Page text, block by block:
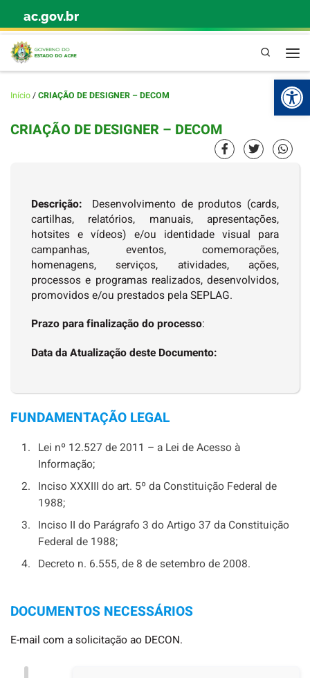
Skip to content
ac.gov.br
Pesquisa
Início/CRIAÇÃO DE DESIGNER – DECOM
CRIAÇÃO DE DESIGNER – DECOM
Descrição: Desenvolvimento de produtos (cards,
cartilhas, relatórios, manuais, apresentações,
hotsites e vídeos) e/ou identidade visual para
campanhas, eventos, comemorações,
homenagens, serviços, atividades, ações,
processos e programas realizados, desenvolvidos,
promovidos e/ou prestados pela SEPLAG.
Prazo para finalização do processo:
Data da Atualização deste Documento:
FUNDAMENTAÇÃO LEGAL
Lei nº 12.527 de 2011 – a Lei de Acesso à
Informação;
Inciso XXXIII do art. 5º da Constituição Federal de
1988;
Inciso II do Parágrafo 3 do Artigo 37 da Constituição
Federal de 1988;
Decreto n. 6.555, de 8 de setembro de 2008.
DOCUMENTOS NECESSÁRIOS
E-mail com a solicitação ao DECON.